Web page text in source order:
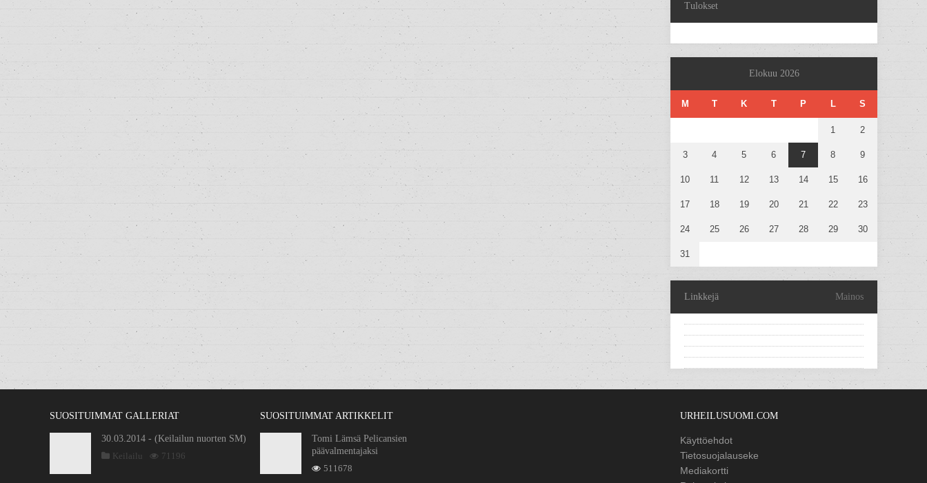
Tulokset
Elokuu 2026
M T K T P L S
1 2
3 4 5 6 7 8 9
10 11 12 13 14 15 16
17 18 19 20 21 22 23
24 25 26 27 28 29 30
31
Linkkejä Mainos
SUOSITUIMMAT GALLERIAT
30.03.2014 - (Keilailun nuorten SM)
Keilailu
71196
SUOSITUIMMAT ARTIKKELIT
Tomi Lämsä Pelicansien
päävalmentajaksi
511678
URHEILUSUOMI.COM
Käyttöehdot
Tietosuojalauseke
Mediakortti